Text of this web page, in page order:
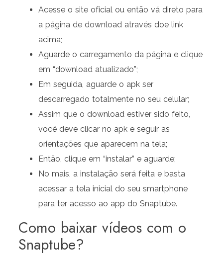
Acesse o site oficial ou então vá direto para
a página de download através doe link
acima;
Aguarde o carregamento da página e clique
em “download atualizado”;
Em seguida, aguarde o apk ser
descarregado totalmente no seu celular;
Assim que o download estiver sido feito,
você deve clicar no apk e seguir as
orientações que aparecem na tela;
Então, clique em “instalar” e aguarde;
No mais, a instalação será feita e basta
acessar a tela inicial do seu smartphone
para ter acesso ao app do Snaptube.
Como baixar vídeos com o
Snaptube?